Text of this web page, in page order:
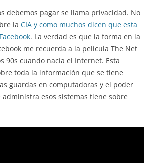
debemos pagar se llama privacidad. No
la CIA y como muchos dicen que esta
. La verdad es que la forma en la
me recuerda a la película The Net
90s cuando nacía el Internet. Esta
toda la información que se tiene
guardas en computadoras y el poder
esos sistemas tiene sobre